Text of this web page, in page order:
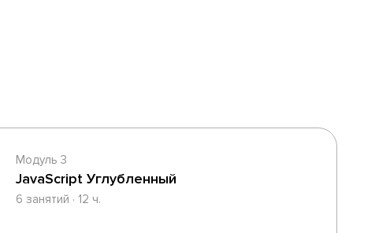
Модуль 3
JavaScript Углубленный
6 занятий · 12 ч.